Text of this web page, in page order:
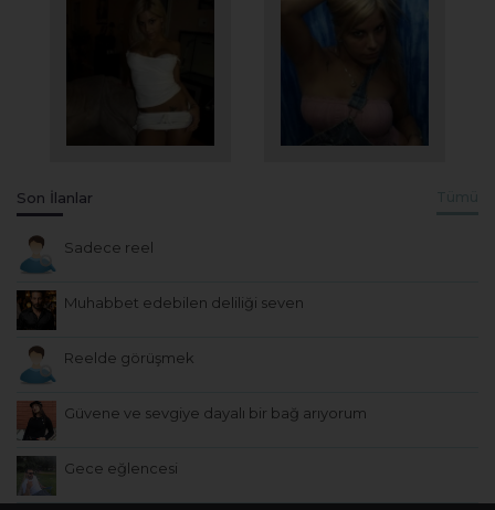
Son İlanlar
Sadece reel
Muhabbet edebilen deliliği seven
Reelde görüşmek
Güvene ve sevgiye dayalı bir bağ arıyorum
Gece eğlencesi